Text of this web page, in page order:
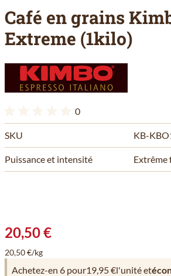
Café en grains
Extreme (1kilo)
0
SKU KB-
Puissance et intensité Extrême
20,50 €
20,50 €/kg
Achetez-en 6 pour19,95 €l'unité et